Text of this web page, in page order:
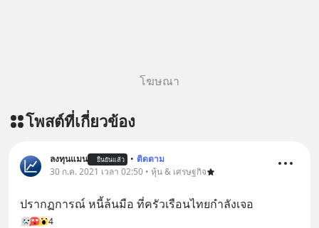
โฆษณา
โพสต์ที่เกี่ยวข้อง
ลงทุนแมน ยืนยันแล้ว • ติดตาม
30 ก.ค. 2021 เวลา 02:50 • หุ้น & เศรษฐกิจ
ปรากฏการณ์ หนี้ล้นมือ ที่ครัวเรือนไทยกำลังเจอ
4